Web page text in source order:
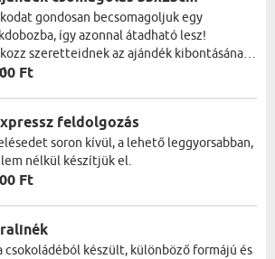
gondosan becsomagoljuk egy
így azonnal átadható lesz!
szeretteidnek az ajándék kibontásának
Ft
feldolgozás
soron kívül, a lehető leggyorsabban,
nélkül készítjük el.
Ft
csokoládéból készült, különböző formájú és